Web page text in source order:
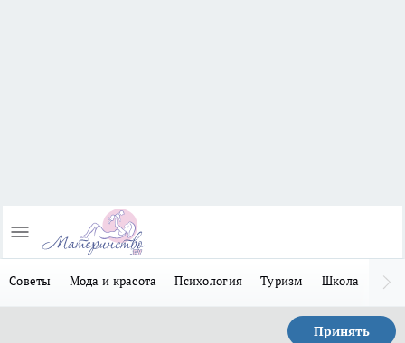
Советы Мода и красота Психология Туризм Школа
Принять